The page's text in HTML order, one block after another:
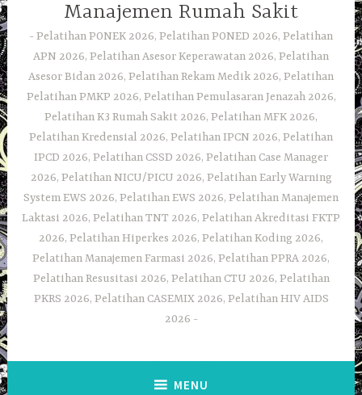
Manajemen Rumah Sakit
Pelatihan PONEK 2026, Pelatihan PONED 2026, Pelatihan
APN 2026, Pelatihan Asesor Keperawatan 2026, Pelatihan
Asesor Bidan 2026, Pelatihan Rekam Medik 2026, Pelatihan
Pelatihan PMKP 2026, Pelatihan Pemulasaran Jenazah 2026,
Pelatihan K3 Rumah Sakit 2026, Pelatihan MFK 2026,
Pelatihan Kredensial 2026, Pelatihan IPCN 2026, Pelatihan
IPCD 2026, Pelatihan CSSD 2026, Pelatihan Case Manager
2026, Pelatihan NICU/PICU 2026, Pelatihan Early Warning
System EWS 2026, Pelatihan EWS 2026, Pelatihan Manajemen
Laktasi 2026, Pelatihan TNT 2026, Pelatihan Akreditasi FKTP
2026, Pelatihan Hiperkes 2026, Pelatihan Koding 2026,
Pelatihan Manajemen Farmasi 2026, Pelatihan PPRA 2026,
Pelatihan Resusitasi 2026, Pelatihan CTU 2026, Pelatihan
PKRS 2026, Pelatihan CASEMIX 2026, Pelatihan HIV AIDS
2026
MENU